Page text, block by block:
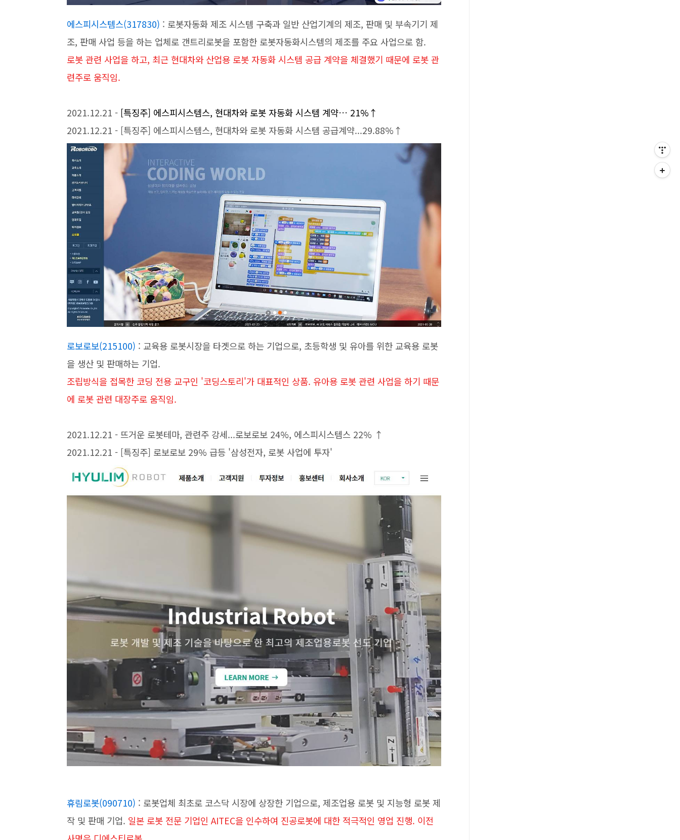
에스피시스템스(317830) : 로봇자동화 제조 시스템 구축과 일반 산업기계의 제조, 판매 및 부속기기 제
조, 판매 사업 등을 하는 업체로 갠트리로봇을 포함한 로봇자동화시스템의 제조를 주요 사업으로 함.
로봇 관련 사업을 하고, 최근 현대차와 산업용 로봇 자동화 시스템 공급 계약을 체결했기 때문에 로봇 관
련주로 움직임.
2021.12.21 - [특징주] 에스피시스템스, 현대차와 로봇 자동화 시스템 계약… 21%↑
2021.12.21 - [특징주] 에스피시스템스, 현대차와 로봇 자동화 시스템 공급계약...29.88%↑
로보로보(215100) : 교육용 로봇시장을 타겟으로 하는 기업으로, 초등학생 및 유아를 위한 교육용 로봇
을 생산 및 판매하는 기업.
조립방식을 접목한 코딩 전용 교구인 '코딩스토리'가 대표적인 상품. 유아용 로봇 관련 사업을 하기 때문
에 로봇 관련 대장주로 움직임.
2021.12.21 - 뜨거운 로봇테마, 관련주 강세...로보로보 24%, 에스피시스템스 22% ↑
2021.12.21 - [특징주] 로보로보 29% 급등 '삼성전자, 로봇 사업에 투자'
휴림로봇(090710) : 로봇업체 최초로 코스닥 시장에 상장한 기업으로, 제조업용 로봇 및 지능형 로봇 제
작 및 판매 기업. 일본 로봇 전문 기업인 AITEC을 인수하여 진공로봇에 대한 적극적인 영업 진행. 이전